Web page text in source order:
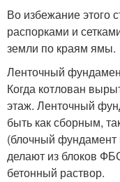
Во избежание этого
распорками и
земли по краям ямы.
Ленточный
Когда котлован
этаж. Ленточный
быть как сборным,
(блочный фундамент
делают из блоков
бетонный раствор.